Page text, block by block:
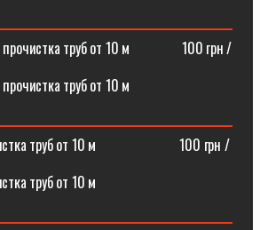
прочистка труб от 10 м⠀⠀⠀⠀⠀100 грн /
труб от 10 м
труб от 10 м⠀⠀⠀⠀⠀⠀⠀⠀100 грн /
труб от 10 м